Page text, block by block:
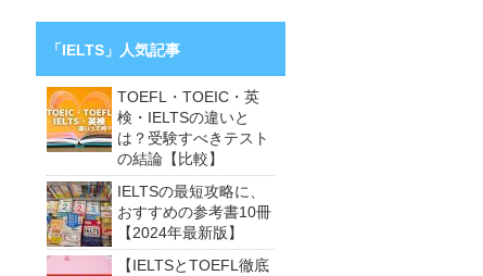
「IELTS」人気記事
TOEFL・TOEIC・英
検・IELTSの違いと
は？受験すべきテスト
の結論【比較】
IELTSの最短攻略に、
おすすめの参考書10冊
【2024年最新版】
【IELTSとTOEFL徹底